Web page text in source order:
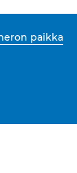
paikka